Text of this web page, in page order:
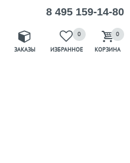
8 495 159-14-80
ЗАКАЗЫ ИЗБРАННОЕ
0
КОРЗИНА
0